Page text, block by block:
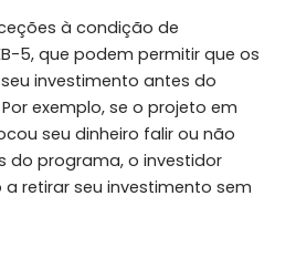
à condição de
5, que podem permitir que os
investimento antes do
exemplo, se o projeto em
seu dinheiro falir ou não
do programa, o investidor
retirar seu investimento sem